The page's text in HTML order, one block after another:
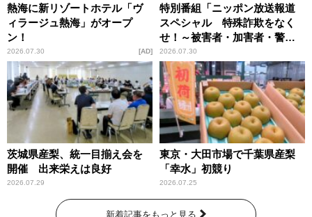
熱海に新リゾートホテル「ヴ
ィラージュ熱海」がオープ
ン！
2026.07.30 AD
特別番組「ニッポン放送報道
スペシャル 特殊詐欺をなく
せ！～被害者・加害者・警視
庁が語るトクリュウの実態
～」放送
2026.07.30
茨城県産梨、統一目揃え会を
開催 出来栄えは良好
2026.07.29
東京・大田市場で千葉県産梨
「幸水」初競り
2026.07.25
新着記事をもっと見る